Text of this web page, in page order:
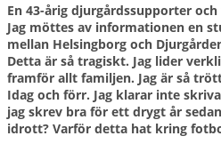
En 43-årig djurgårdssupporter
Jag möttes av informationen en
mellan Helsingborg och
Detta är så tragiskt. Jag lider
framför allt familjen. Jag är så
Idag och förr. Jag klarar inte
jag skrev bra för ett drygt år
idrott? Varför detta hat kring